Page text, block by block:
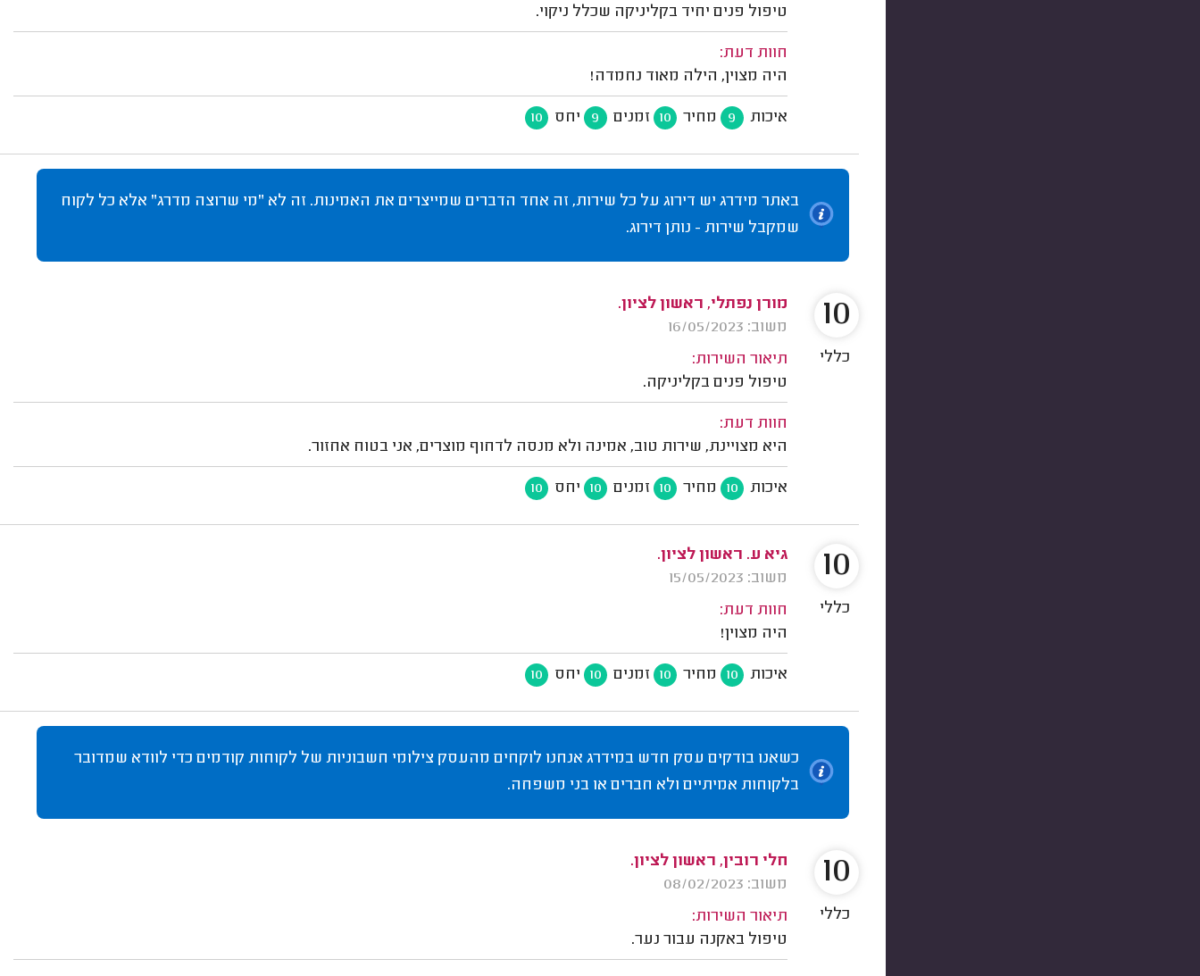
טיפול פנים יחיד בקליניקה שכלל ניקוי.
חוות דעת:
היה מצוין, הילה מאוד נחמדה!
איכות 9 מחיר 10 זמנים 9 יחס 10
באתר מידרג יש דירוג על כל שירות, זה אחד הדברים שמייצרים את האמינות. זה לא "מי שרוצה מדרג" אלא כל לקוח
שמקבל שירות - נותן דירוג.
מורן נפתלי, ראשון לציון.
משוב: 16/05/2023
תיאור השירות:
טיפול פנים בקליניקה.
חוות דעת:
היא מצויינת, שירות טוב, אמינה ולא מנסה לדחוף מוצרים, אני בטוח אחזור.
איכות 10 מחיר 10 זמנים 10 יחס 10
10
כללי
גיא ע. ראשון לציון.
משוב: 15/05/2023
חוות דעת:
היה מצוין!
איכות 10 מחיר 10 זמנים 10 יחס 10
10
כללי
כשאנו בודקים עסק חדש במידרג אנחנו לוקחים מהעסק צילומי חשבוניות של לקוחות קודמים כדי לוודא שמדובר
בלקוחות אמיתיים ולא חברים או בני משפחה.
חלי רובין, ראשון לציון.
משוב: 08/02/2023
תיאור השירות:
טיפול באקנה עבור נער.
10
כללי